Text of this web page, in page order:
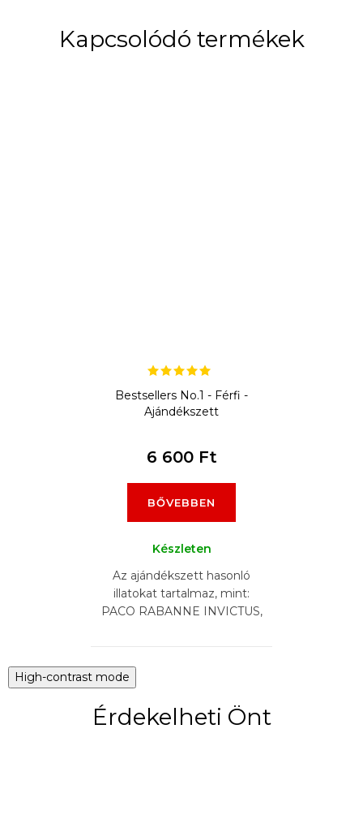
Kapcsolódó termékek
Bestsellers No.1 - Férfi -
Ajándékszett
6 600 Ft
BŐVEBBEN
Készleten
Az ajándékszett hasonló
illatokat tartalmaz, mint:
PACO RABANNE INVICTUS,
AFGANO, ARMANI ACQUA
DI GIO , CHANEL BLEU,...
High-contrast mode
Érdekelheti Önt